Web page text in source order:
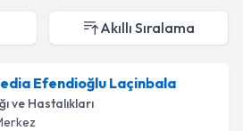
Akıllı Sıralama
Efendioğlu Laçinbala
ve Hastalıkları